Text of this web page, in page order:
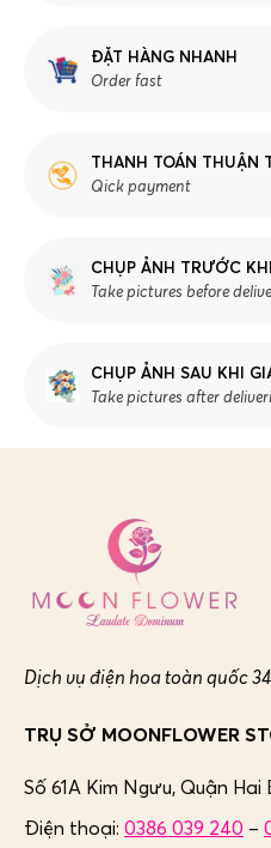
ĐẶT HÀNG NHANH
Order fast
THANH TOÁN THUẬN
Qick payment
CHỤP ẢNH TRƯỚC
Take pictures before
CHỤP ẢNH SAU KHI
Take pictures after
Dịch vụ điện hoa toàn quốc
TRỤ SỞ MOONFLOWER
Số 61A Kim Ngưu, Quận Hai
Điện thoại: 0386 039 240 –